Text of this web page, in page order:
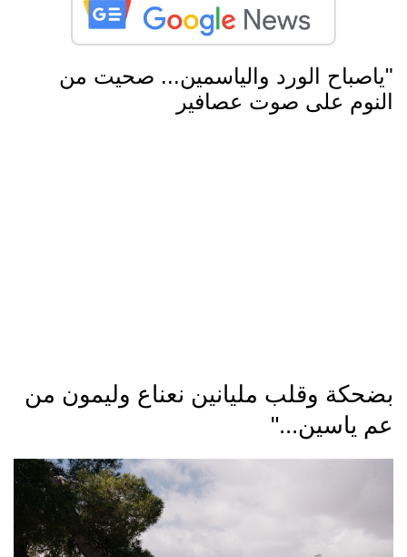
"ياصباح الورد والياسمين... صحيت من
النوم على صوت عصافير
بضحكة وقلب مليانين نعناع وليمون من
عم ياسين..."